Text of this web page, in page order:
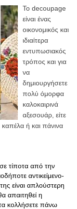
To decoupage
είναι ένας
οικονομικός και
ιδιαίτερα
εντυπωσιακός
τρόπος και για
να
δημιουργήσετε
πολύ όμορφα
καλοκαιρινά
αξεσουάρ, είτε
καπέλα ή και πάνινα
τίποτα από την
αντικείμενο-
είναι απλούστερη
απαιτηθεί η
κολλήσετε πάνω